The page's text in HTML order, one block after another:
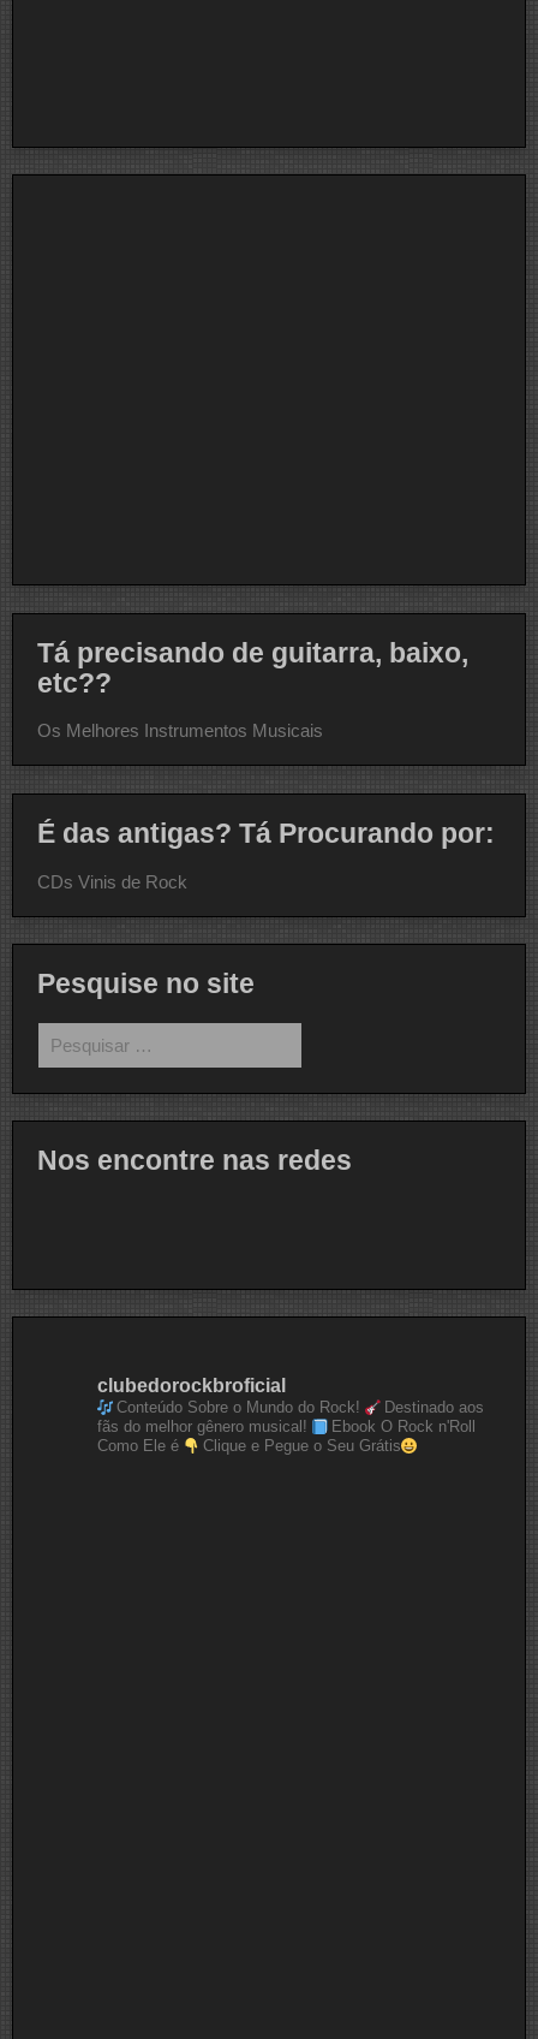
Tá precisando de guitarra, baixo,
etc??
Os Melhores Instrumentos Musicais
É das antigas? Tá Procurando por:
CDs Vinis de Rock
Pesquise no site
por:
Nos encontre nas redes
clubedorockbroficial
Conteúdo Sobre o Mundo do Rock!
Destinado aos
fãs do melhor gênero musical!
Ebook O Rock n'Roll
Como Ele é
Clique e Pegue o Seu Grátis